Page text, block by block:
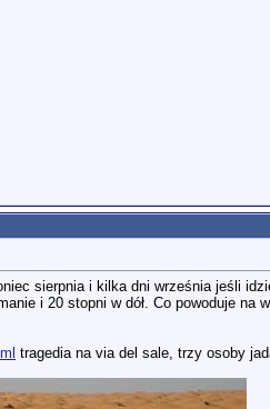
sierpnia i kilka dni września jeśli
i 20 stopni w dół. Co powoduje
tragedia na via del sale, trzy osoby